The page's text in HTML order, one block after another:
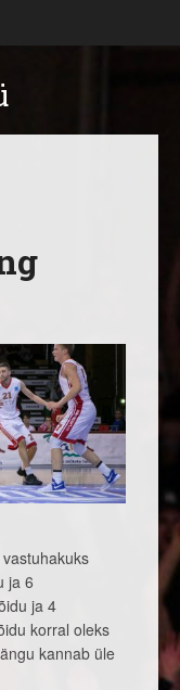
ja 6
ja 4
korral oleks
kannab üle